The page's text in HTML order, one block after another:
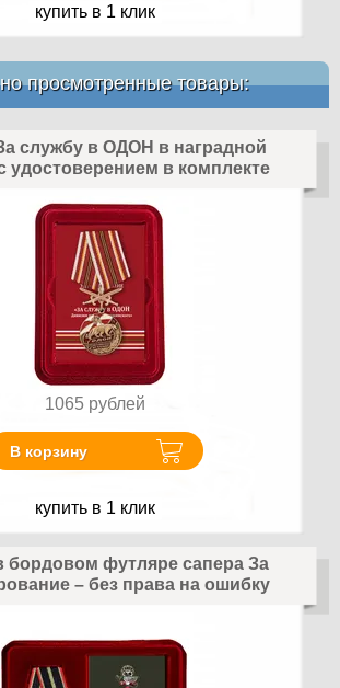
купить в 1 клик
просмотренные товары:
службу в ОДОН в наградной
удостоверением в комплекте
1065 рублей
В корзину
купить в 1 клик
бордовом футляре сапера За
– без права на ошибку